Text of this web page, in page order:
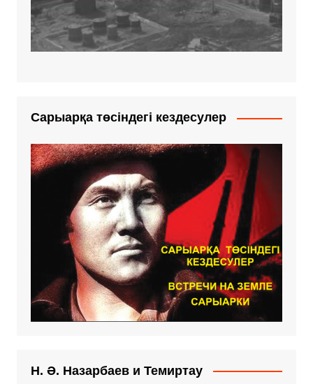
Сарыарқа төсіндегі кездесулер
Н. Ә. Назарбаев и Темиртау